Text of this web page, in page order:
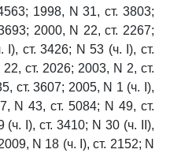
1998, N 31, ст. 3803;
2000, N 22, ст. 2267;
ст. 3426; N 53 (ч. I), ст.
ст. 2026; 2003, N 2, ст.
ст. 3607; 2005, N 1 (ч. I),
N 43, ст. 5084; N 49, ст.
I), ст. 3410; N 30 (ч. II),
N 18 (ч. I), ст. 2152; N